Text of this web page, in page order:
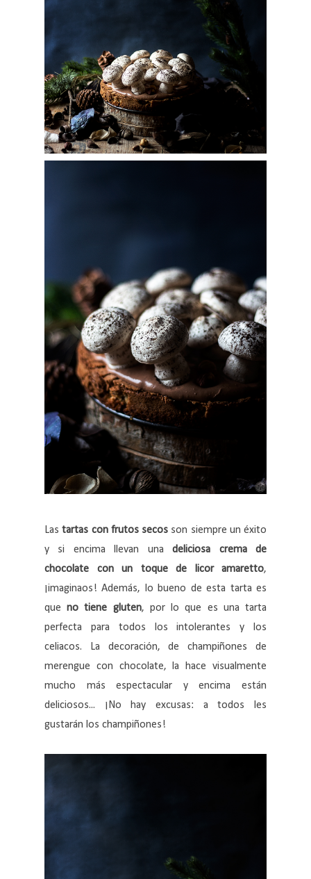
Lastartas con frutos secos son siempre un éxito
y si encima llevan unadeliciosa crema de
chocolate con un toque de licor amaretto,
¡imaginaos! Además, lo bueno de esta tarta es
queno tiene gluten, por lo que es una tarta
perfecta para todos los intolerantes y los
celiacos. La decoración, de champiñones de
merengue con chocolate, la hace visualmente
mucho más espectacular y encima están
deliciosos... ¡No hay excusas: a todos les
gustarán los champiñones!